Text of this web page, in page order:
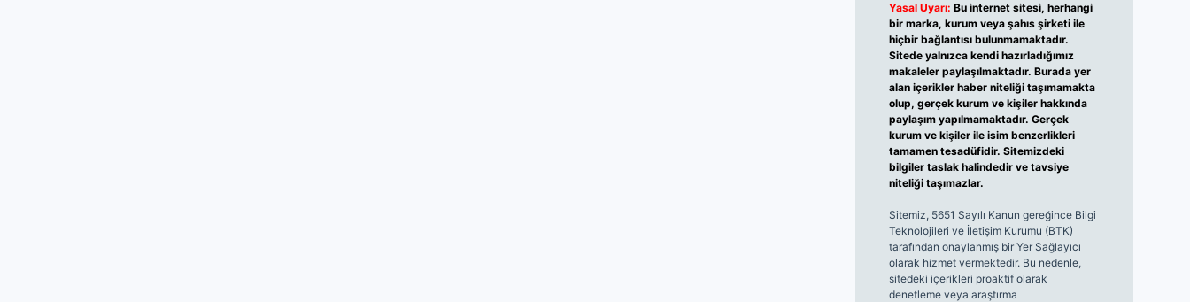
Yasal Uyarı: Bu internet sitesi, herhangi
bir marka, kurum veya şahıs şirketi ile
hiçbir bağlantısı bulunmamaktadır.
Sitede yalnızca kendi hazırladığımız
makaleler paylaşılmaktadır. Burada yer
alan içerikler haber niteliği taşımamakta
olup, gerçek kurum ve kişiler hakkında
paylaşım yapılmamaktadır. Gerçek
kurum ve kişiler ile isim benzerlikleri
tamamen tesadüfidir. Sitemizdeki
bilgiler taslak halindedir ve tavsiye
niteliği taşımazlar.
Sitemiz, 5651 Sayılı Kanun gereğince Bilgi
Teknolojileri ve İletişim Kurumu (BTK)
tarafından onaylanmış bir Yer Sağlayıcı
olarak hizmet vermektedir. Bu nedenle,
sitedeki içerikleri proaktif olarak
denetleme veya araştırma